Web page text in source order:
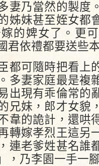
妻乃當然的製度
姊妹甚至姪女都
的婢女了。更
君依禮都要送些
都可隨時把看上
多妻家庭最是複
出現有乖倫常的
兄妹，郎才女貌
韋的詭計，還哄
轉嫁孝烈王這另
連老爹姓甚名誰
，乃李園一手一